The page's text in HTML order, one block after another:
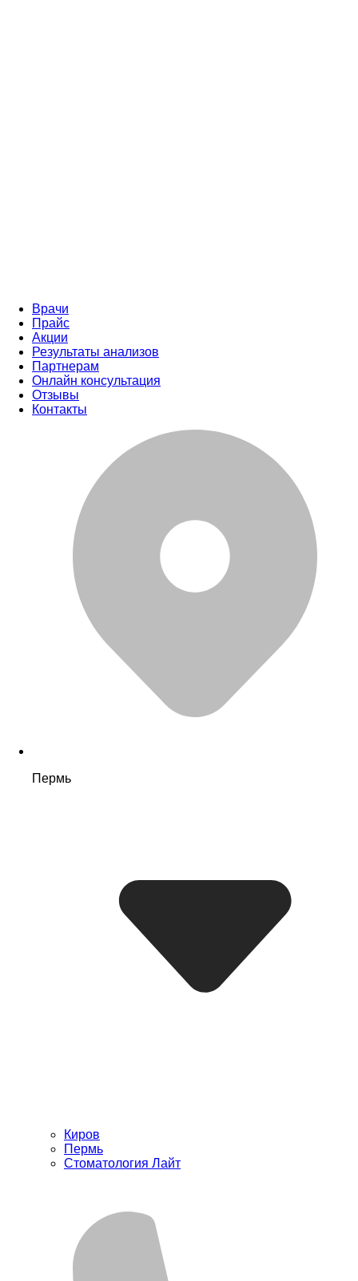
Врачи
Прайс
Акции
Результаты анализов
Партнерам
Онлайн консультация
Отзывы
Контакты
Пермь
Киров
Пермь
Стоматология Лайт